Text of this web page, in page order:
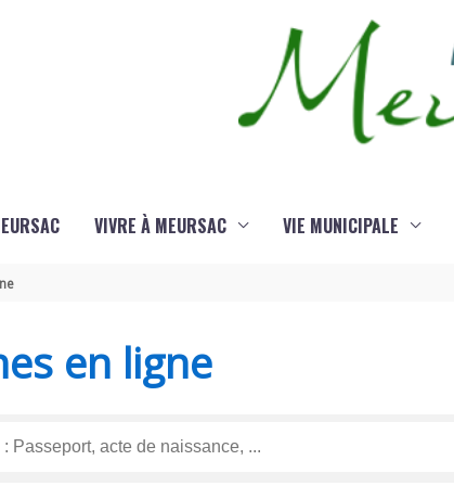
VIVRE À MEURSAC VIE MUNICIPALE
en ligne